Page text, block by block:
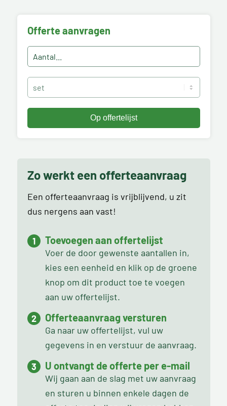
Offerte aanvragen
Zo werkt een offerteaanvraag
Een offerteaanvraag is vrijblijvend, u zit
dus nergens aan vast!
Toevoegen aan offertelijst
Voer de door gewenste aantallen in,
kies een eenheid en klik op de groene
knop om dit product toe te voegen
aan uw offertelijst.
Offerteaanvraag versturen
Ga naar uw offertelijst, vul uw
gegevens in en verstuur de aanvraag.
U ontvangt de offerte per e-mail
Wij gaan aan de slag met uw aanvraag
en sturen u binnen enkele dagen de